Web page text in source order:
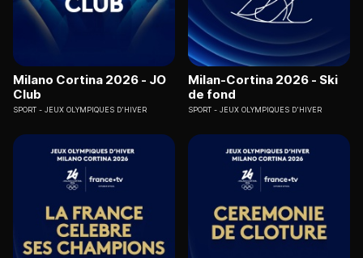
Milano Cortina 2026 - JO
Club
SPORT JEUX OLYMPIQUES D'HIVER
Milan-Cortina 2026 - Ski
de fond
SPORT JEUX OLYMPIQUES D'HIVER